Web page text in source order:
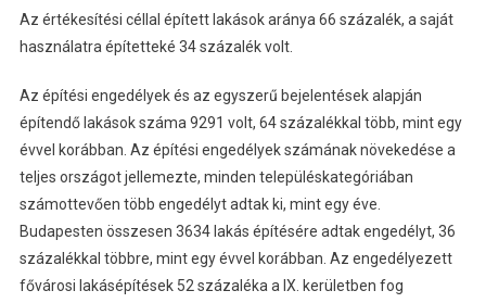
Az értékesítési céllal épített lakások aránya 66 százalék, a saját
használatra építetteké 34 százalék volt.
Az építési engedélyek és az egyszerű bejelentések alapján
építendő lakások száma 9291 volt, 64 százalékkal több, mint egy
évvel korábban. Az építési engedélyek számának növekedése a
teljes országot jellemezte, minden településkategóriában
számottevően több engedélyt adtak ki, mint egy éve.
Budapesten összesen 3634 lakás építésére adtak engedélyt, 36
százalékkal többre, mint egy évvel korábban. Az engedélyezett
fővárosi lakásépítések 52 százaléka a IX. kerületben fog